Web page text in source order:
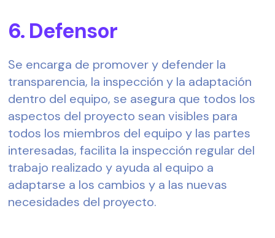
6. Defensor
Se encarga de promover y defender la
transparencia, la inspección y la adaptación
dentro del equipo, se asegura que todos los
aspectos del proyecto sean visibles para
todos los miembros del equipo y las partes
interesadas, facilita la inspección regular del
trabajo realizado y ayuda al equipo a
adaptarse a los cambios y a las nuevas
necesidades del proyecto.